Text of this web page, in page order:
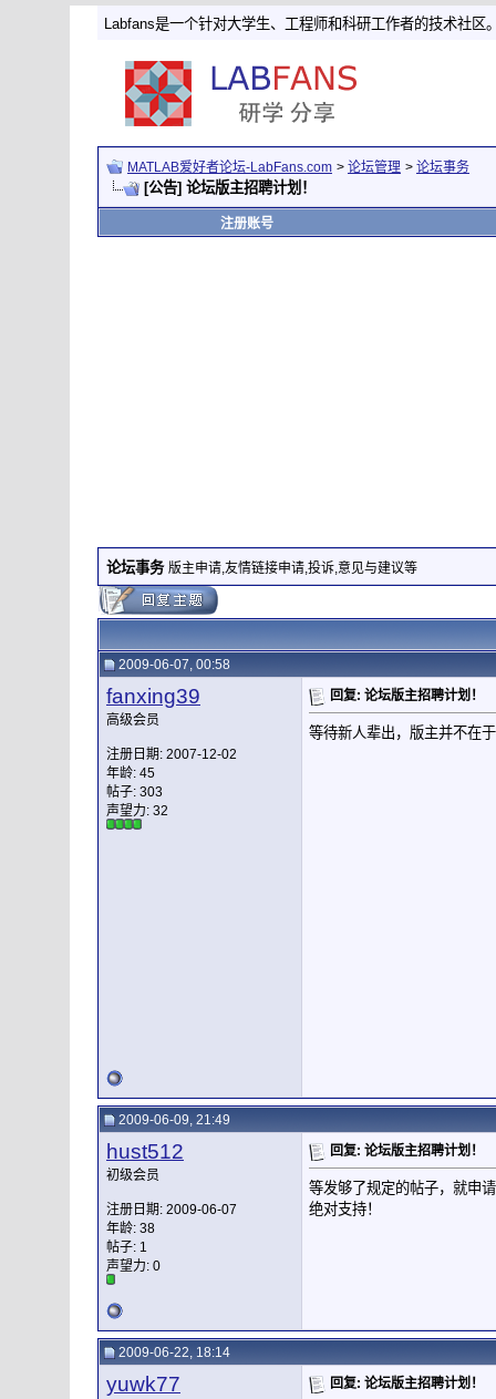
Labfans是一个针对大学生、工程师和科研工作者的技术社区
MATLAB爱好者论坛-LabFans.com > 论坛管理 > 论坛事务
[公告] 论坛版主招聘计划！
注册账号
论坛事务 版主申请,友情链接申请,投诉,意见与建议等
2009-06-07, 00:58
fanxing39
高级会员
注册日期: 2007-12-02
年龄: 45
帖子: 303
声望力: 32
回复: 论坛版主招聘计划！
等待新人辈出，版主并不在
2009-06-09, 21:49
hust512
初级会员
注册日期: 2009-06-07
年龄: 38
帖子: 1
声望力: 0
回复: 论坛版主招聘计划！
等发够了规定的帖子，就申
绝对支持！
2009-06-22, 18:14
yuwk77 回复: 论坛版主招聘计划！